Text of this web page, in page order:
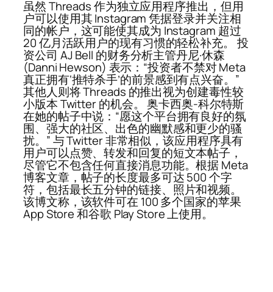
虽然 Threads 作为独立应用程序推出，但用
户可以使用其 Instagram 凭据登录并关注相
同的帐户，这可能使其成为 Instagram 超过
20 亿月活跃用户的现有习惯的轻松补充。 投
资公司 AJ Bell 的财务分析主管丹尼·休森
(Danni Hewson) 表示：“投资者不禁对 Meta
真正拥有‘推特杀手’的前景感到有点兴奋。”
其他人则将 Threads 的推出视为创建毒性较
小版本 Twitter 的机会。 奥卡西奥-科尔特斯
在她的帖子中说：“愿这个平台拥有良好的氛
围、强大的社区、出色的幽默感和更少的骚
扰。” 与 Twitter 非常相似，该应用程序具有
用户可以点赞、转发和回复的短文本帖子，
尽管它不包含任何直接消息功能。根据 Meta
博客文章，帖子的长度最多可达 500 个字
符，包括最长五分钟的链接、照片和视频。
该博文称，该软件可在 100 多个国家的苹果
App Store 和谷歌 Play Store 上使用。